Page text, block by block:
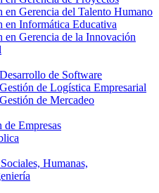
en Gerencia del Talento Humano
en Informática Educativa
en Gerencia de la Innovación
de Software
de Logística Empresarial
de Mercadeo
Empresas
Humanas,